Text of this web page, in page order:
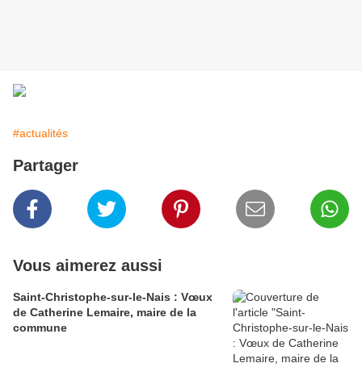
#actualités
Partager
Vous aimerez aussi
Saint-Christophe-sur-le-Nais : Vœux
de Catherine Lemaire, maire de la
commune